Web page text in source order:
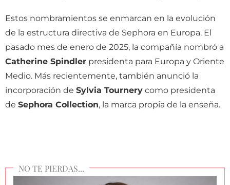
Estos nombramientos se enmarcan en la evolución
de la estructura directiva de Sephora en Europa. El
pasado mes de enero de 2025, la compañía nombró a
Catherine Spindler presidenta para Europa y Oriente
Medio. Más recientemente, también anunció la
incorporación de Sylvia Tournery como presidenta
de Sephora Collection, la marca propia de la enseña.